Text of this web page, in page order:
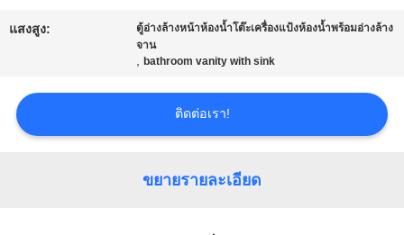
ติดต่อ
ข่าว
แสงสูง:
ตู้อ่างล้างหน้าห้องน้ำโต๊ะเครื่องแป้งห้องน้ำพร้อมอ่างล้าง
จาน
,bathroom vanity with sink
ติดต่อเรา!
ขยายรายละเอียด